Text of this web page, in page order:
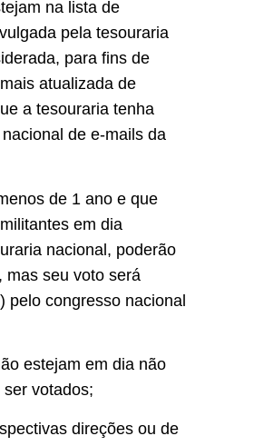
na lista de
pela tesouraria
para fins de
atualizada de
a tesouraria tenha
de e-mails da
de 1 ano e que
em dia
nacional, poderão
mas seu voto será
pelo congresso nacional
estejam em dia não
votados;
direções ou de